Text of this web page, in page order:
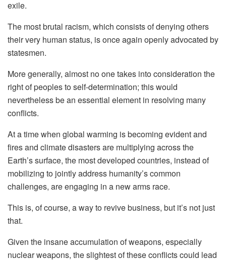
exile.
The most brutal racism, which consists of denying others
their very human status, is once again openly advocated by
statesmen.
More generally, almost no one takes into consideration the
right of peoples to self-determination; this would
nevertheless be an essential element in resolving many
conflicts.
At a time when global warming is becoming evident and
fires and climate disasters are multiplying across the
Earth’s surface, the most developed countries, instead of
mobilizing to jointly address humanity’s common
challenges, are engaging in a new arms race.
This is, of course, a way to revive business, but it’s not just
that.
Given the insane accumulation of weapons, especially
nuclear weapons, the slightest of these conflicts could lead